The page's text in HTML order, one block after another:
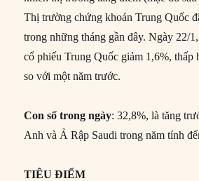
Thị trường chứng khoán Trung Quốc
trong những tháng gần đây. Ngày 22/
cổ phiếu Trung Quốc giảm 1,6%, thấp
so với một năm trước.
Con số trong ngày: 32,8%, là tăng
Anh và Ả Rập Saudi trong năm tính
TIÊU ĐIỂM